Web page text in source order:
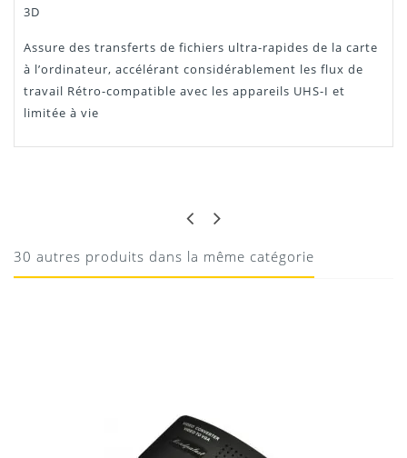
3D
Assure des transferts de fichiers ultra-rapides de la carte
à l’ordinateur, accélérant considérablement les flux de
travail Rétro-compatible avec les appareils UHS-I et
limitée à vie
Carte 256GB testé, les résultats sont les suivants :
Writing speed: 108 MByte/s
Donnez votre avis !
30 autres produits dans la même catégorie